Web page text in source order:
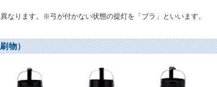
なります。※弓が付かない状態の提灯を「ブラ」といいます。
物）